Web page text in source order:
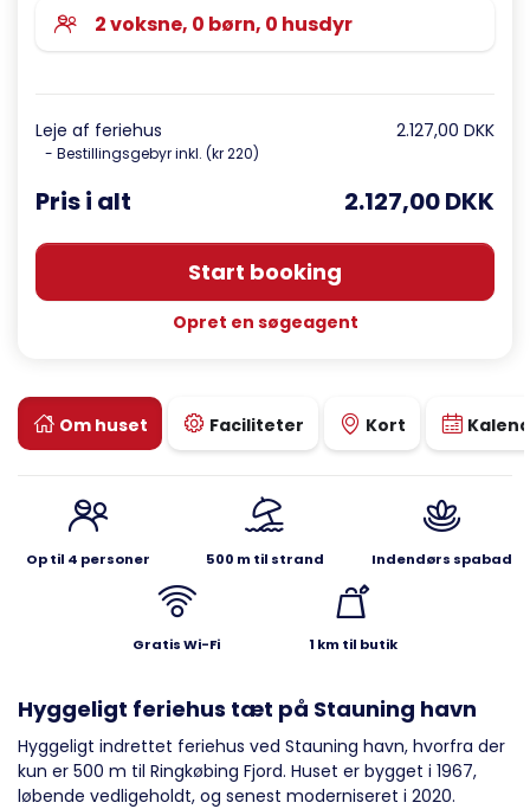
Om huset Faciliteter Kort
Op til 4 personer 500 m til strand Indendørs spabad
Gratis Wi-Fi 1 km til butik
Hyggeligt feriehus tæt på Stauning havn
Hyggeligt indrettet feriehus ved Stauning havn, hvorfra der
kun er 500 m til Ringkøbing Fjord. Huset er bygget i 1967,
løbende vedligeholdt, og senest moderniseret i 2020.
Leje af feriehus
- Bestillingsgebyr inkl. (kr 220)
2.127,00 DKK
Pris i alt 2.127,00 DKK
Start booking
Opret en søgeagent